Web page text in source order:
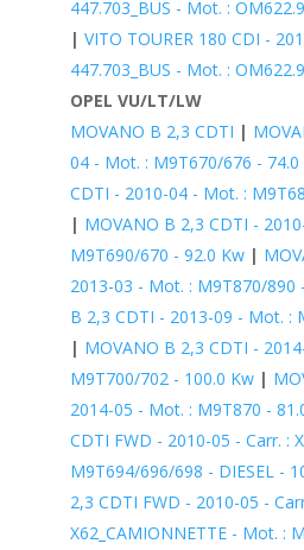
447.703_BUS - Mot. :
| VITO TOURER 180 CDI -
447.703_BUS - Mot. :
OPEL VU/LT/LW
MOVANO B 2,3 CDTI |
04 - Mot. : M9T670/676 - 74.0
CDTI - 2010-04 - Mot. :
| MOVANO B 2,3 CDTI -
M9T690/670 - 92.0 Kw|
2013-03 - Mot. : M9T870/890
B 2,3 CDTI - 2013-09 - Mot. :
| MOVANO B 2,3 CDTI -
M9T700/702 - 100.0 Kw|
2014-05 - Mot. : M9T870 -
CDTI FWD - 2010-05 - Carr. :
M9T694/696/698 - DIESEL -
2,3 CDTI FWD - 2010-05 -
X62_CAMIONNETTE - Mot. :